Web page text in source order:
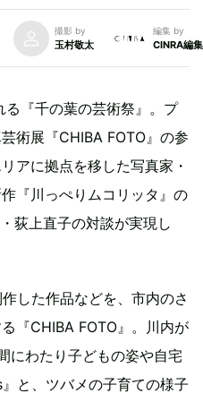
撮影 by
玉村敬太
編集 by
CINRA編
『千の葉の芸術祭』。プ
術展『CHIBA FOTO』の参
アに拠点を移した写真家・
『川っぺりムコリッタ』の
荻上直子の対談が実現し
した作品などを、市内のさ
『CHIBA FOTO』。川内が
にわたり子どもの姿や自宅
と、ツバメの子育ての様子